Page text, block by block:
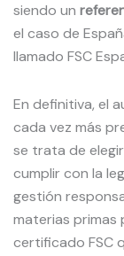
siendo un
el caso de
llamado FSC
En definitiva, el
cada vez más
se trata de
cumplir con la
gestión
materias primas
certificado FSC